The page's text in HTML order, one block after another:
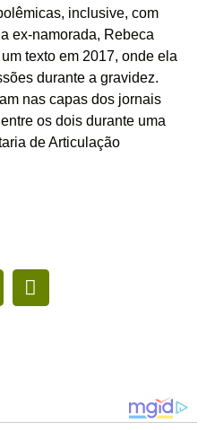
inclusive, com
ex-namorada, Rebeca
texto em 2017, onde ela
durante a gravidez.
nas capas dos jornais
os dois durante uma
de Articulação